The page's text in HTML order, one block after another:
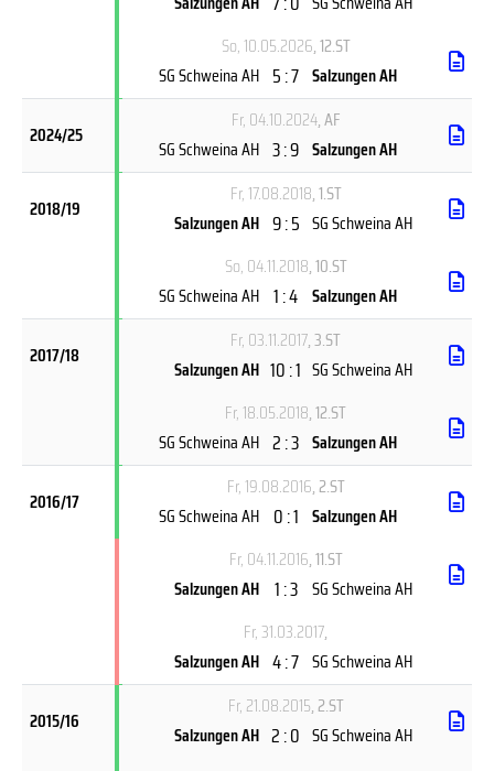
So, 10.05.2026, 12.ST
SG Schweina AH 5 : 7 Salzungen AH
2024/25
Fr, 04.10.2024, AF
SG Schweina AH 3 : 9 Salzungen AH
2018/19
Fr, 17.08.2018, 1.ST
Salzungen AH 9 : 5 SG Schweina AH
So, 04.11.2018, 10.ST
SG Schweina AH 1 : 4 Salzungen AH
2017/18
Fr, 03.11.2017, 3.ST
Salzungen AH 10 : 1 SG Schweina AH
Fr, 18.05.2018, 12.ST
SG Schweina AH 2 : 3 Salzungen AH
2016/17
Fr, 19.08.2016, 2.ST
SG Schweina AH 0 : 1 Salzungen AH
Fr, 04.11.2016, 11.ST
Salzungen AH 1 : 3 SG Schweina AH
Fr, 31.03.2017,
Salzungen AH 4 : 7 SG Schweina AH
2015/16
Fr, 21.08.2015, 2.ST
Salzungen AH 2 : 0 SG Schweina AH